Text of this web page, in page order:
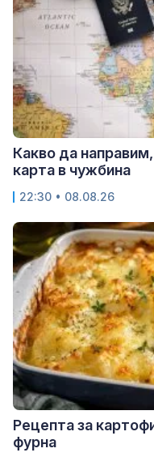
Какво да
карта в чужбина
22:30 • 08.08.26
Рецепта за
фурна